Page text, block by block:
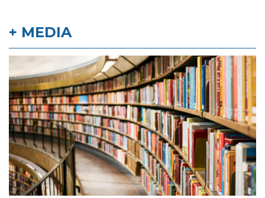
+ MEDIA